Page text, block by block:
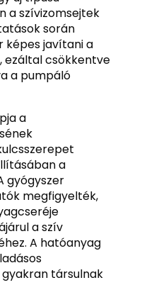
a szívizomsejtek
során
képes javítani a
ezáltal csökkentve
a pumpáló
a
a
gyógyszer
megfigyelték,
a szív
A hatóanyag
társulnak